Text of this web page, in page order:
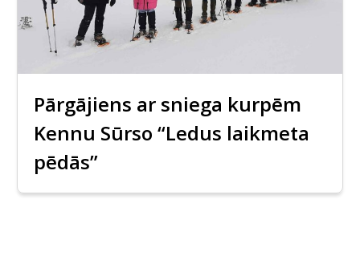
Pārgājiens ar sniega kurpēm
Kennu Sūrso “Ledus laikmeta
pēdās”